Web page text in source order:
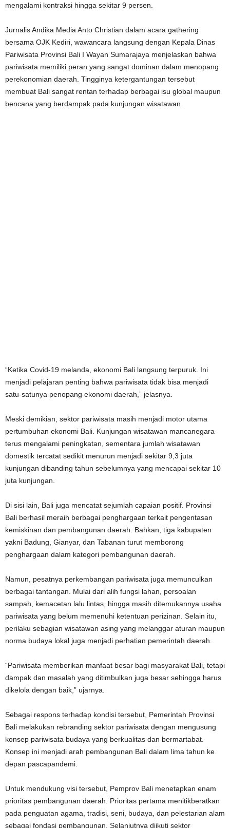
mengalami kontraksi hingga sekitar 9 persen.
Jurnalis Andika Media Anto Christian dalam acara gathering
bersama OJK Kediri, wawancara langsung dengan Kepala Dinas
Pariwisata Provinsi Bali I Wayan Sumarajaya menjelaskan bahwa
pariwisata memiliki peran yang sangat dominan dalam menopang
perekonomian daerah. Tingginya ketergantungan tersebut
membuat Bali sangat rentan terhadap berbagai isu global maupun
bencana yang berdampak pada kunjungan wisatawan.
“Ketika Covid-19 melanda, ekonomi Bali langsung terpuruk. Ini
menjadi pelajaran penting bahwa pariwisata tidak bisa menjadi
satu-satunya penopang ekonomi daerah,” jelasnya.
Meski demikian, sektor pariwisata masih menjadi motor utama
pertumbuhan ekonomi Bali. Kunjungan wisatawan mancanegara
terus mengalami peningkatan, sementara jumlah wisatawan
domestik tercatat sedikit menurun menjadi sekitar 9,3 juta
kunjungan dibanding tahun sebelumnya yang mencapai sekitar 10
juta kunjungan.
Di sisi lain, Bali juga mencatat sejumlah capaian positif. Provinsi
Bali berhasil meraih berbagai penghargaan terkait pengentasan
kemiskinan dan pembangunan daerah. Bahkan, tiga kabupaten
yakni Badung, Gianyar, dan Tabanan turut memborong
penghargaan dalam kategori pembangunan daerah.
Namun, pesatnya perkembangan pariwisata juga memunculkan
berbagai tantangan. Mulai dari alih fungsi lahan, persoalan
sampah, kemacetan lalu lintas, hingga masih ditemukannya usaha
pariwisata yang belum memenuhi ketentuan perizinan. Selain itu,
perilaku sebagian wisatawan asing yang melanggar aturan maupun
norma budaya lokal juga menjadi perhatian pemerintah daerah.
“Pariwisata memberikan manfaat besar bagi masyarakat Bali, tetapi
dampak dan masalah yang ditimbulkan juga besar sehingga harus
dikelola dengan baik,” ujarnya.
Sebagai respons terhadap kondisi tersebut, Pemerintah Provinsi
Bali melakukan rebranding sektor pariwisata dengan mengusung
konsep pariwisata budaya yang berkualitas dan bermartabat.
Konsep ini menjadi arah pembangunan Bali dalam lima tahun ke
depan pascapandemi.
Untuk mendukung visi tersebut, Pemprov Bali menetapkan enam
prioritas pembangunan daerah. Prioritas pertama menitikberatkan
pada penguatan agama, tradisi, seni, budaya, dan pelestarian alam
sebagai fondasi pembangunan. Selanjutnya diikuti sektor